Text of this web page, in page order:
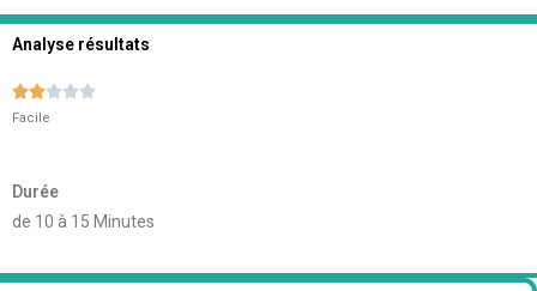
Analyse résultats

Facile
Durée
de 10 à 15 Minutes